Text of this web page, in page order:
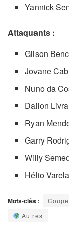
Yannick
Attaquants :
Gilson
Jovane
Nuno da
Dailon
Ryan
Garry
Willy
Hélio
Mots-clés :
Autres